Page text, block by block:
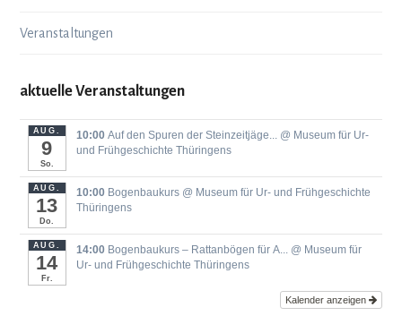
Veranstaltungen
aktuelle Veranstaltungen
AUG.
9
So.
10:00 Auf den Spuren der Steinzeitjäge... @ Museum für Ur-
und Frühgeschichte Thüringens
AUG.
13
Do.
10:00 Bogenbaukurs @ Museum für Ur- und Frühgeschichte
Thüringens
AUG.
14
Fr.
14:00 Bogenbaukurs ‒ Rattanbögen für A... @ Museum für
Ur- und Frühgeschichte Thüringens
Kalender anzeigen